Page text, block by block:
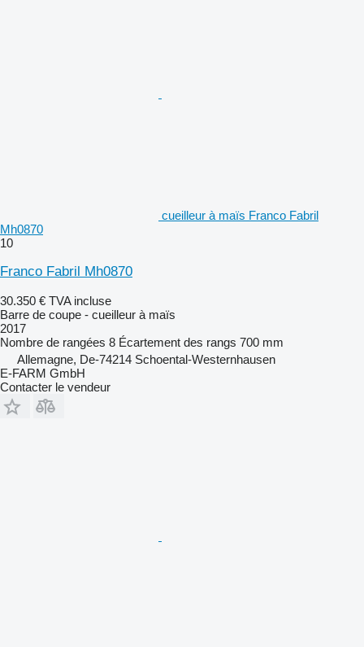
cueilleur à maïs Franco Fabril
Mh0870
10
Franco Fabril Mh0870
30.350 € TVA incluse
Barre de coupe - cueilleur à maïs
2017
Nombre de rangées 8 Écartement des rangs 700 mm
Allemagne, De-74214 Schoental-Westernhausen
E-FARM GmbH
Contacter le vendeur